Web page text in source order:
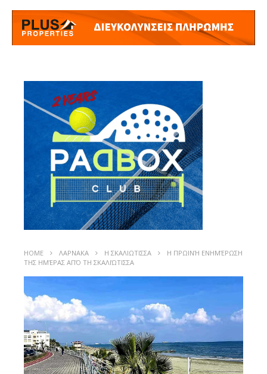
HOME ΛΑΡΝΑΚΑ Η ΣΚΑΛΙΩΤΙΣΣΑ
Η ΠΡΩΙΝΉ ΕΝΗΜΈΡΩΣΗ
ΤΗΣ ΗΜΈΡΑΣ ΑΠΌ ΤΗ ΣΚΑΛΙΏΤΙΣΣΑ